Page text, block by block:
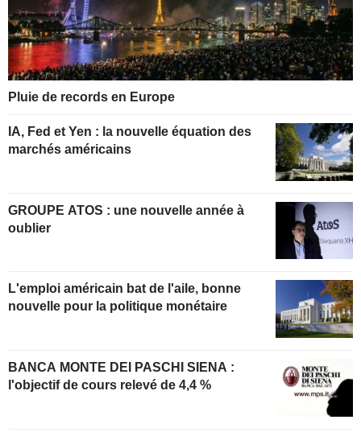
Pluie de records en Europe
IA, Fed et Yen : la nouvelle équation des
marchés américains
GROUPE ATOS : une nouvelle année à
oublier
L'emploi américain bat de l'aile, bonne
nouvelle pour la politique monétaire
BANCA MONTE DEI PASCHI SIENA :
l'objectif de cours relevé de 4,4 %